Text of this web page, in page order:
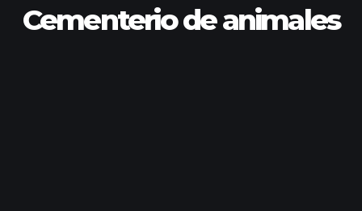
Cementerio de animales